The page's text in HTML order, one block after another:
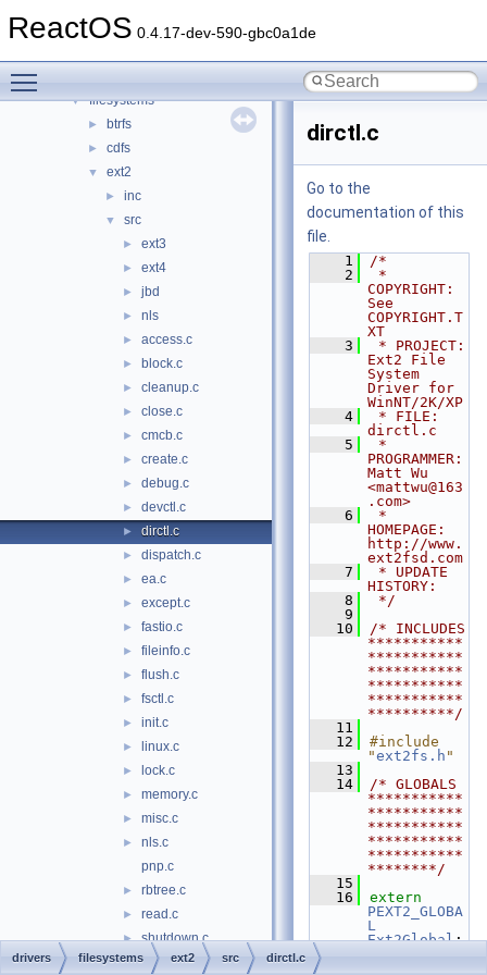
ReactOS 0.4.17-dev-590-gbc0a1de
► bluetooth
▼ filesystems
► btrfs
► cdfs
▼ ext2
► inc
▼ src
► ext3
► ext4
► jbd
► nls
► access.c
► block.c
► cleanup.c
► close.c
► cmcb.c
► create.c
► debug.c
► devctl.c
► dirctl.c
► dispatch.c
► ea.c
► except.c
► fastio.c
► fileinfo.c
► flush.c
► fsctl.c
► init.c
► linux.c
► lock.c
► memory.c
► misc.c
►
nls.c
pnp.c
► rbtree.c
► read.c
► shutdown.c
► volinfo.c
dirctl.c
Go to the
documentation of this
file.
    1
/*
    2
*
COPYRIGHT:
See
COPYRIGHT.T
XT
    3
* PROJECT:
Ext2 File
System
Driver for
WinNT/2K/XP
    4
* FILE:
dirctl.c
    5
*
PROGRAMMER:
Matt Wu
<mattwu@163
.com>
    6
*
HOMEPAGE:
http://www.
ext2fsd.com
    7
* UPDATE
HISTORY:
    8
*/
    9
   10
/* INCLUDES
***********
***********
***********
***********
***********
**********/
   11
   12
#include
"ext2fs.h "
   13
   14
/* GLOBALS
***********
***********
***********
***********
***********
********/
   15
   16
extern
PEXT2_GLOBA
L
Ext2Global;
   17
   18
drivers filesystems ext2 src dirctl.c